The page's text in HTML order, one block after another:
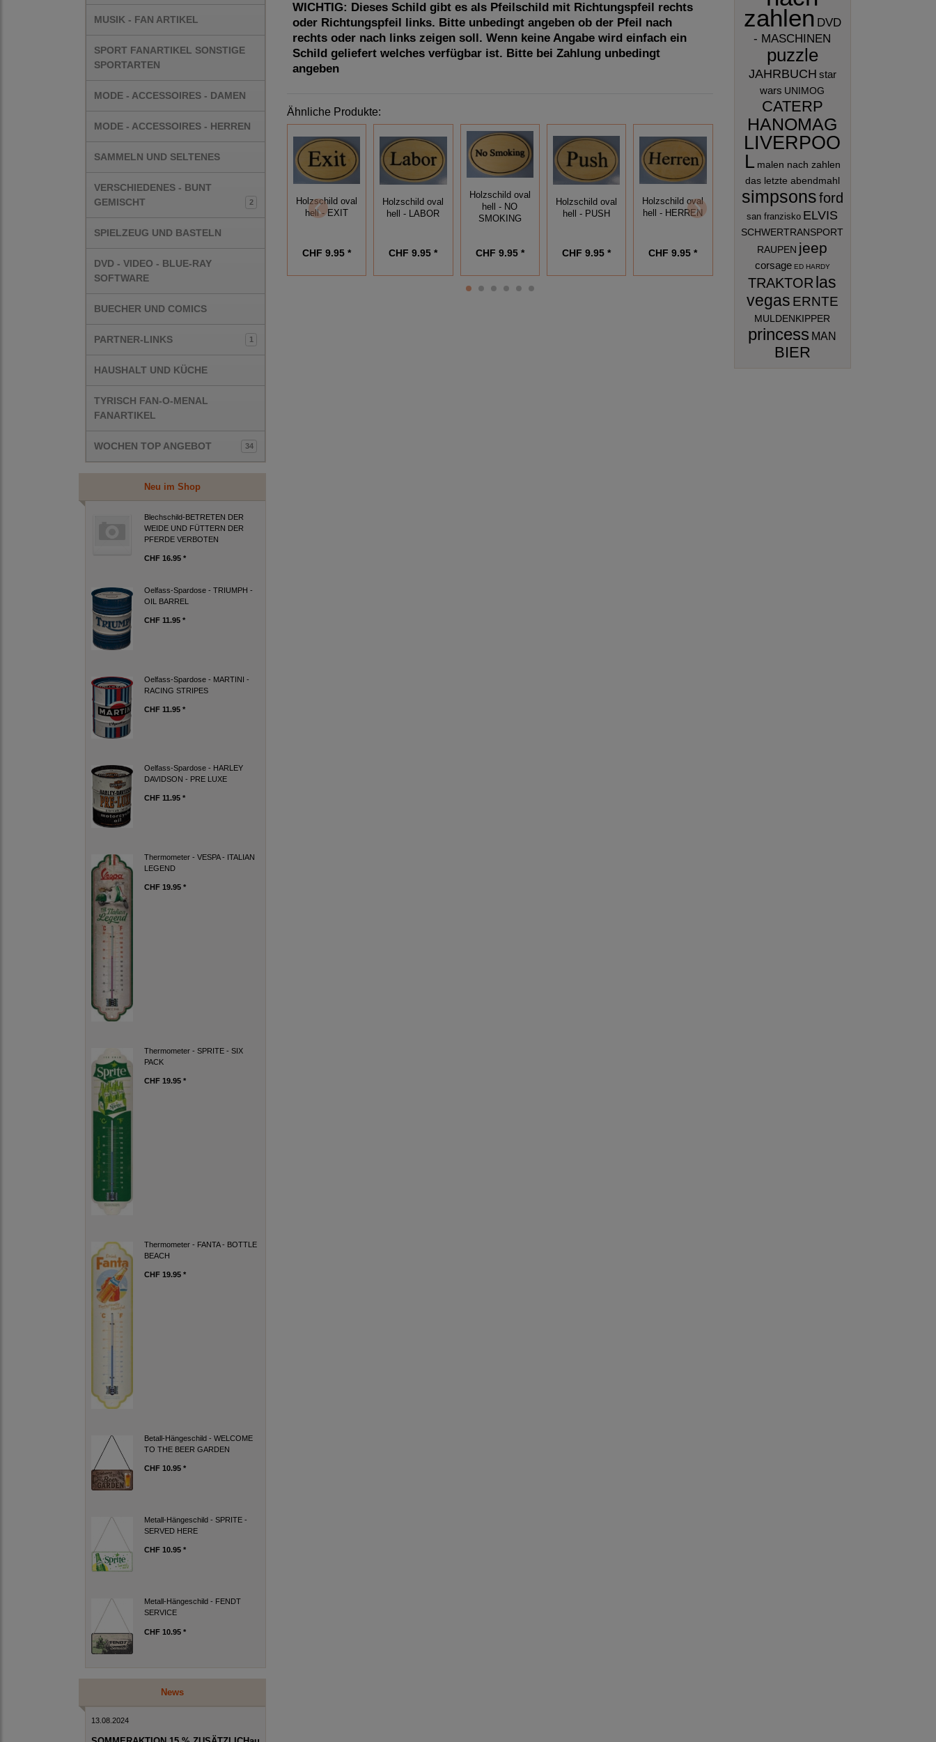
MUSIK - FAN ARTIKEL
SPORT FANARTIKEL SONSTIGE
SPORTARTEN
MODE - ACCESSOIRES - DAMEN
MODE - ACCESSOIRES - HERREN
SAMMELN UND SELTENES
VERSCHIEDENES - BUNT
GEMISCHT
2
SPIELZEUG UND BASTELN
DVD - VIDEO - BLUE-RAY
SOFTWARE
BUECHER UND COMICS
PARTNER-LINKS 1
HAUSHALT UND KÜCHE
TYRISCH FAN-O-MENAL
FANARTIKEL
WOCHEN TOP ANGEBOT 34
Neu im Shop
Blechschild-BETRETEN DER
WEIDE UND FÜTTERN DER
PFERDE VERBOTEN
CHF 16.95 *
Oelfass-Spardose - TRIUMPH -
OIL BARREL
CHF 11.95 *
Oelfass-Spardose - MARTINI -
RACING STRIPES
CHF 11.95 *
Oelfass-Spardose - HARLEY
DAVIDSON - PRE LUXE
CHF 11.95 *
Thermometer - VESPA - ITALIAN
LEGEND
CHF 19.95 *
Thermometer - SPRITE - SIX
PACK
CHF 19.95 *
Thermometer - FANTA - BOTTLE
BEACH
CHF 19.95 *
Betall-Hängeschild - WELCOME
TO THE BEER GARDEN
CHF 10.95 *
Metall-Hängeschild - SPRITE -
SERVED HERE
CHF 10.95 *
Metall-Hängeschild - FENDT
SERVICE
CHF 10.95 *
News
13.08.2024
WICHTIG: Dieses Schild gibt es als Pfeilschild mit Richtungspfeil rechts
oder Richtungspfeil links. Bitte unbedingt angeben ob der Pfeil nach
rechts oder nach links zeigen soll. Wenn keine Angabe wird einfach ein
Schild geliefert welches verfügbar ist. Bitte bei Zahlung unbedingt
angeben
Ähnliche Produkte:
Holzschild oval
hell - EXIT
CHF 9.95 *
Holzschild oval
hell - LABOR
CHF 9.95 *
Holzschild oval
hell - NO
SMOKING
CHF 9.95 *
Holzschild oval
hell - PUSH
CHF 9.95 *
Holzschild oval
hell - HERREN
CHF 9.95 *
Holzschild oval
hell - DRÜCKEN
CHF 9.95 *
Holzschild oval
hell - BAD
CHF 9.95 *
zahlen DVD
- MASCHINEN
puzzle
JAHRBUCH star
wars UNIMOG
CATERP
HANOMAG
LIVERPOO
L malen nach zahlen
das letzte abendmahl
simpsonsford
san franzisko ELVIS
SCHWERTRANSPORT
RAUPEN jeep
corsage ED HARDY
TRAKTOR las
vegas ERNTE
MULDENKIPPER
princess MAN
BIER